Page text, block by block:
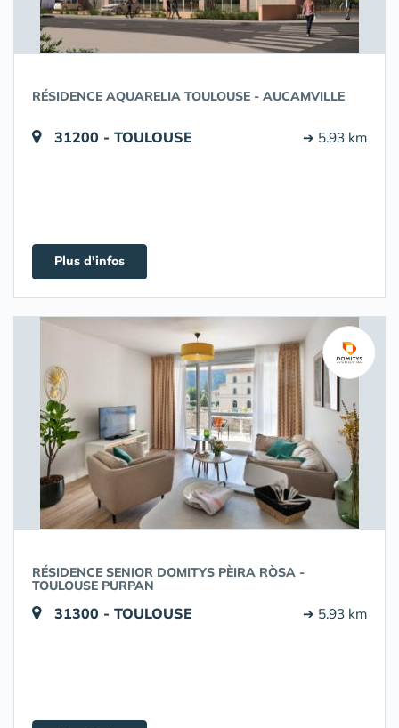
RÉSIDENCE AQUARELIA TOULOUSE - AUCAMVILLE
31200 - TOULOUSE ➔ 5.93 km
Plus d'infos
RÉSIDENCE SENIOR DOMITYS PÈIRA RÒSA -
TOULOUSE PURPAN
31300 - TOULOUSE ➔ 5.93 km